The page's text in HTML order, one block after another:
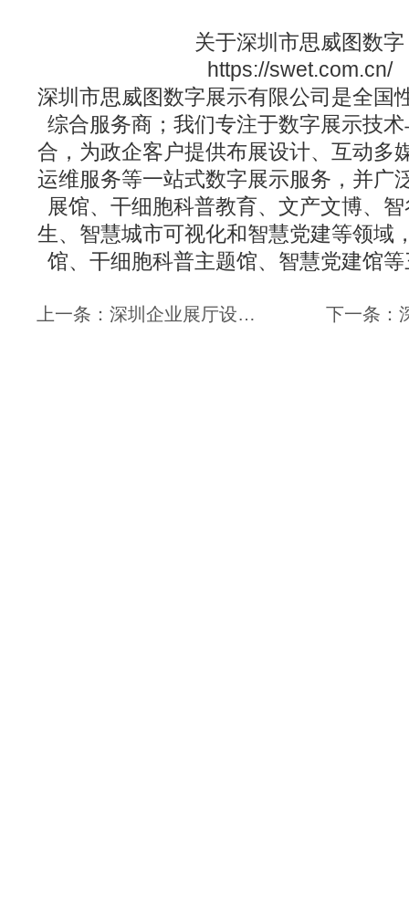
关于深圳市思威图数字
https://swet.com.cn/
深圳市思威图数字展示有限公司是全国
综合服务商；我们专注于数字展示技
合，为政企客户提供布展设计、互动多
运维服务等一站式数字展示服务，并广
展馆、干细胞科普教育、文产文博、
生、智慧城市可视化和智慧党建等领域
馆、干细胞科普主题馆、 智慧党建馆
上一条：深圳企业展厅设计—思威图数字在企业展厅设计中，多媒体数字化展示具有深远的意义